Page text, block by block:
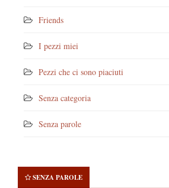
Friends
I pezzi miei
Pezzi che ci sono piaciuti
Senza categoria
Senza parole
SENZA PAROLE